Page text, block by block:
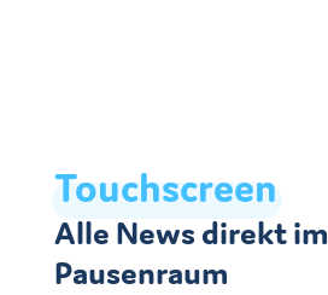
Touchscreen
Alle News direkt im
Pausenraum